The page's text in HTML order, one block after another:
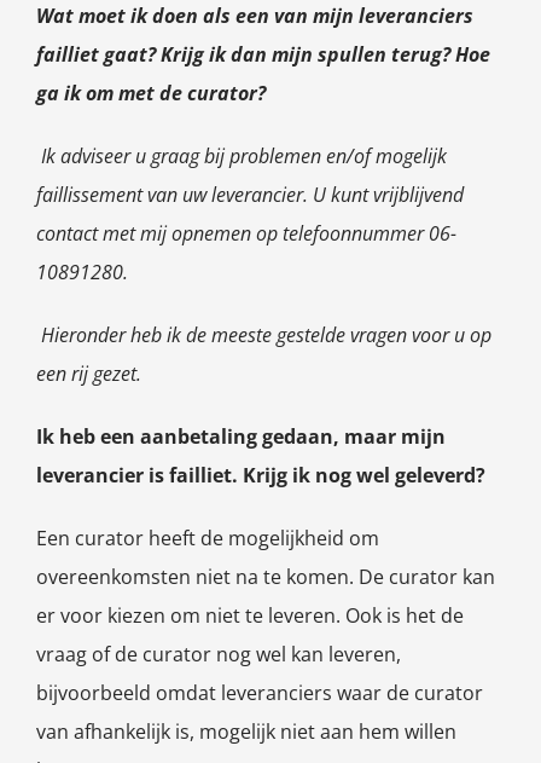
Wat moet ik doen als een van mijn leveranciers
failliet gaat? Krijg ik dan mijn spullen terug? Hoe
ga ik om met de curator?
Ik adviseer u graag bij problemen en/of mogelijk
faillissement van uw leverancier. U kunt vrijblijvend
contact met mij opnemen op telefoonnummer 06-
10891280.
Hieronder heb ik de meeste gestelde vragen voor u op
een rij gezet.
Ik heb een aanbetaling gedaan, maar mijn
leverancier is failliet. Krijg ik nog wel geleverd?
Een curator heeft de mogelijkheid om
overeenkomsten niet na te komen. De curator kan
er voor kiezen om niet te leveren. Ook is het de
vraag of de curator nog wel kan leveren,
bijvoorbeeld omdat leveranciers waar de curator
van afhankelijk is, mogelijk niet aan hem willen